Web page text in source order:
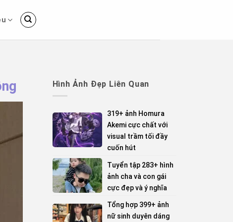
Hình Ảnh Đẹp Liên Quan
319+ ảnh Homura
Akemi cực chất với
visual trầm tối đầy
cuốn hút
Tuyển tập 283+ hình
ảnh cha và con gái
cực đẹp và ý nghĩa
Tổng hợp 399+ ảnh
nữ sinh duyên dáng